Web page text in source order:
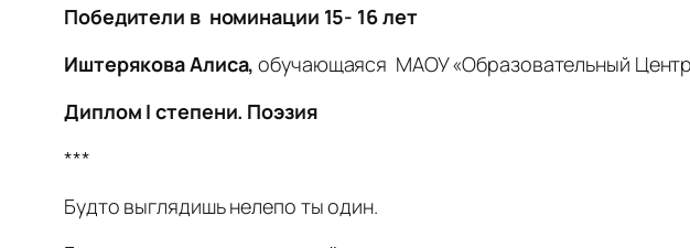
Победители в номинации 15- 16 лет
Иштерякова Алиса,обучающаяся МАОУ «Образовательный
Диплом I степени. Поэзия
***
Будто выглядишь нелепо ты один.